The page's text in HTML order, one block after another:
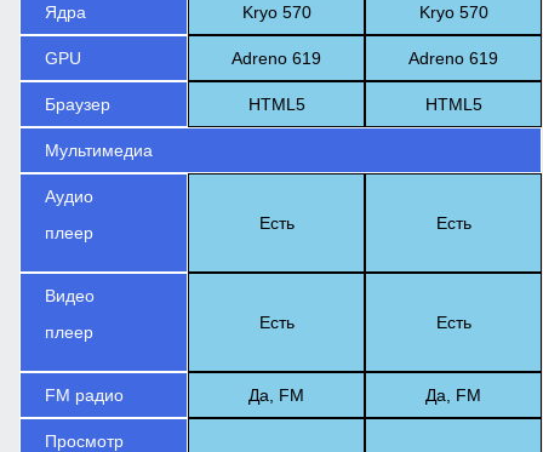
Ядра Kryo 570 Kryo 570
GPU Adreno 619 Adreno 619
Браузер HTML5 HTML5
Мультимедиа
Аудио
плеер
Есть Есть
Видео
плеер
Есть Есть
FM радио Да, FM Да, FM
Просмотр